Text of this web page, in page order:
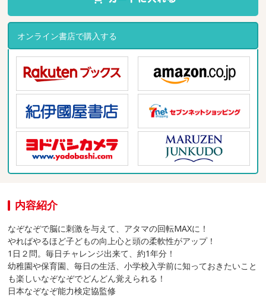
オンライン書店で購入する
内容紹介
なぞなぞで脳に刺激を与えて、アタマの回転MAXに！
やればやるほど子どもの向上心と頭の柔軟性がアップ！
1日２問。毎日チャレンジ出来て、約1年分！
幼稚園や保育園、毎日の生活、小学校入学前に知っておきたいこと
も楽しいなぞなぞでどんどん覚えられる！
日本なぞなぞ能力検定協監修